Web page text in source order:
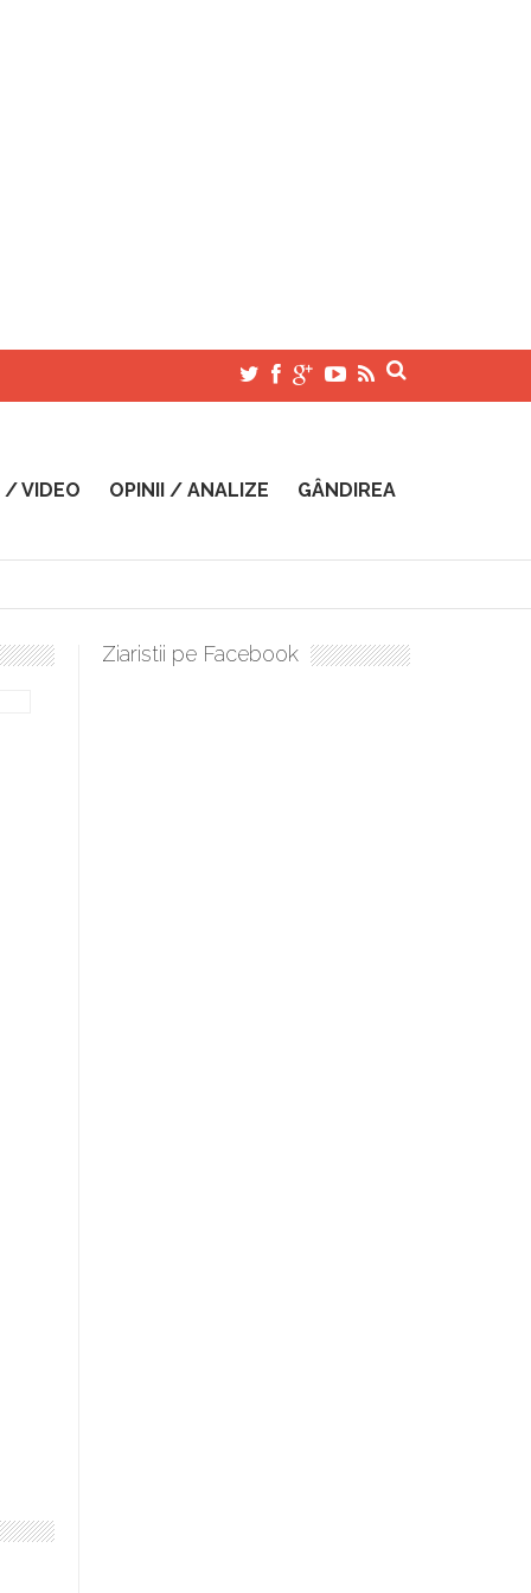
/ VIDEO OPINII / ANALIZE GÂNDIREA
Sculați, sculați, boieri mari! Sara Nukina are nevoie de ajutorul
Ziaristii pe Facebook